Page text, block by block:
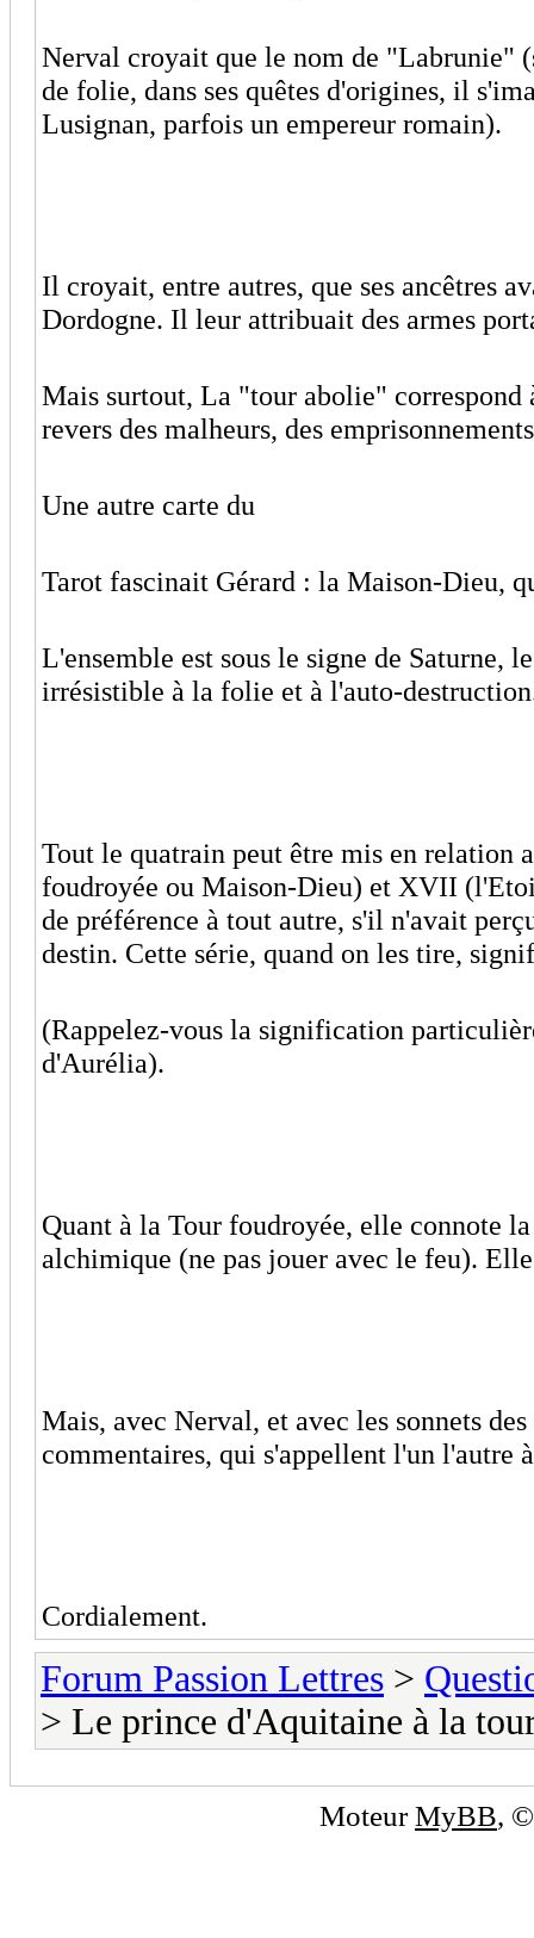
Nerval croyait que le nom de "Labrunie"
de folie, dans ses quêtes d'origines, il
Lusignan, parfois un empereur romain).
Il croyait, entre autres, que ses ancêtres
Dordogne. Il leur attribuait des armes
Mais surtout, La "tour abolie"
revers des malheurs, des
Une autre carte du
Tarot fascinait Gérard : la Maison-Dieu,
L'ensemble est sous le signe de Saturne,
irrésistible à la folie et à l'auto-
Tout le quatrain peut être mis en
foudroyée ou Maison-Dieu) et XVII
de préférence à tout autre, s'il n'avait
destin. Cette série, quand on les tire,
(Rappelez-vous la signification
d'Aurélia).
Quant à la Tour foudroyée, elle connote
alchimique (ne pas jouer avec le feu).
Mais, avec Nerval, et avec les sonnets
commentaires, qui s'appellent l'un l'autre
Cordialement.
Forum Passion Lettres >
> Le prince d'Aquitaine à la
MoteurMyBB,